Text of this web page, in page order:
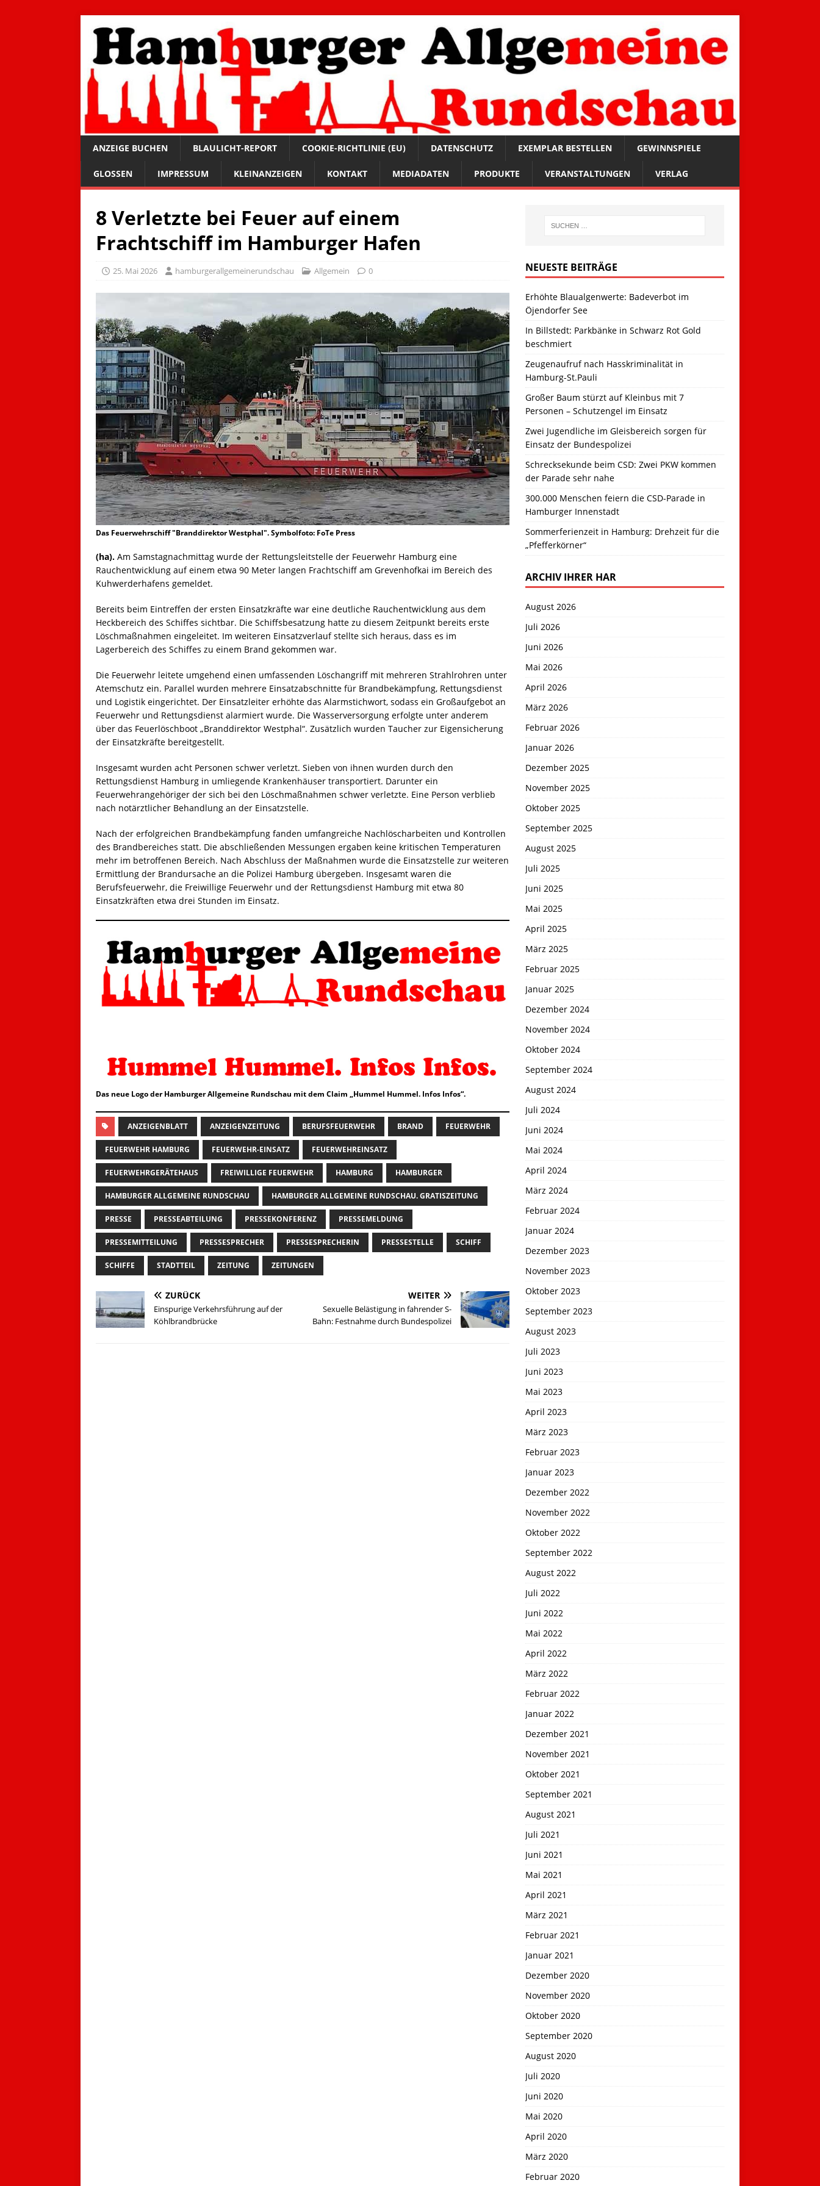
ANZEIGE BUCHEN BLAULICHT-REPORT COOKIE-RICHTLINIE (EU) DATENSCHUTZ EXEMPLAR BESTELLEN GEWINNSPIELE
GLOSSEN IMPRESSUM KLEINANZEIGEN KONTAKT MEDIADATEN PRODUKTE VERANSTALTUNGEN VERLAG
8 Verletzte bei Feuer auf einem
Frachtschiff im Hamburger Hafen
25. Mai 2026 hamburgerallgemeinerundschau Allgemein 0
Das Feuerwehrschiff "Branddirektor Westphal". Symbolfoto: FoTe Press
(ha). Am Samstagnachmittag wurde der Rettungsleitstelle der Feuerwehr Hamburg eine
Rauchentwicklung auf einem etwa 90 Meter langen Frachtschiff am Grevenhofkai im Bereich des
Kuhwerderhafens gemeldet.
Bereits beim Eintreffen der ersten Einsatzkräfte war eine deutliche Rauchentwicklung aus dem
Heckbereich des Schiffes sichtbar. Die Schiffsbesatzung hatte zu diesem Zeitpunkt bereits erste
Löschmaßnahmen eingeleitet. Im weiteren Einsatzverlauf stellte sich heraus, dass es im
Lagerbereich des Schiffes zu einem Brand gekommen war.
Die Feuerwehr leitete umgehend einen umfassenden Löschangriff mit mehreren Strahlrohren unter
Atemschutz ein. Parallel wurden mehrere Einsatzabschnitte für Brandbekämpfung, Rettungsdienst
und Logistik eingerichtet. Der Einsatzleiter erhöhte das Alarmstichwort, sodass ein Großaufgebot an
Feuerwehr und Rettungsdienst alarmiert wurde. Die Wasserversorgung erfolgte unter anderem
über das Feuerlöschboot „Branddirektor Westphal“. Zusätzlich wurden Taucher zur Eigensicherung
der Einsatzkräfte bereitgestellt.
Insgesamt wurden acht Personen schwer verletzt. Sieben von ihnen wurden durch den
Rettungsdienst Hamburg in umliegende Krankenhäuser transportiert. Darunter ein
Feuerwehrangehöriger der sich bei den Löschmaßnahmen schwer verletzte. Eine Person verblieb
nach notärztlicher Behandlung an der Einsatzstelle.
Nach der erfolgreichen Brandbekämpfung fanden umfangreiche Nachlöscharbeiten und Kontrollen
des Brandbereiches statt. Die abschließenden Messungen ergaben keine kritischen Temperaturen
mehr im betroffenen Bereich. Nach Abschluss der Maßnahmen wurde die Einsatzstelle zur weiteren
Ermittlung der Brandursache an die Polizei Hamburg übergeben. Insgesamt waren die
Berufsfeuerwehr, die Freiwillige Feuerwehr und der Rettungsdienst Hamburg mit etwa 80
Einsatzkräften etwa drei Stunden im Einsatz.
Das neue Logo der Hamburger Allgemeine Rundschau mit dem Claim „Hummel Hummel. Infos Infos“.
ANZEIGENBLATT ANZEIGENZEITUNG BERUFSFEUERWEHR BRAND FEUERWEHR
FEUERWEHR HAMBURG FEUERWEHR-EINSATZ FEUERWEHREINSATZ
FEUERWEHRGERÄTEHAUS FREIWILLIGE FEUERWEHR HAMBURG HAMBURGER
HAMBURGER ALLGEMEINE RUNDSCHAU HAMBURGER ALLGEMEINE RUNDSCHAU. GRATISZEITUNG
PRESSE PRESSEABTEILUNG PRESSEKONFERENZ PRESSEMELDUNG
PRESSEMITTEILUNG PRESSESPRECHER PRESSESPRECHERIN PRESSESTELLE SCHIFF
SCHIFFE STADTTEIL ZEITUNG ZEITUNGEN
ZURÜCK
Einspurige Verkehrsführung auf der
Köhlbrandbrücke
WEITER
Sexuelle Belästigung in fahrender S-
Bahn: Festnahme durch Bundespolizei
NEUESTE BEITRÄGE
Erhöhte Blaualgenwerte: Badeverbot im
Öjendorfer See
In Billstedt: Parkbänke in Schwarz Rot Gold
beschmiert
Zeugenaufruf nach Hasskriminalität in
Hamburg-St.Pauli
Großer Baum stürzt auf Kleinbus mit 7
Personen – Schutzengel im Einsatz
Zwei Jugendliche im Gleisbereich sorgen für
Einsatz der Bundespolizei
Schrecksekunde beim CSD: Zwei PKW kommen
der Parade sehr nahe
300.000 Menschen feiern die CSD-Parade in
Hamburger Innenstadt
Sommerferienzeit in Hamburg: Drehzeit für die
„Pfefferkörner“
ARCHIV IHRER HAR
August 2026
Juli 2026
Juni 2026
Mai 2026
April 2026
März 2026
Februar 2026
Januar 2026
Dezember 2025
November 2025
Oktober 2025
September 2025
August 2025
Juli 2025
Juni 2025
Mai 2025
April 2025
März 2025
Februar 2025
Januar 2025
Dezember 2024
November 2024
Oktober 2024
September 2024
August 2024
Juli 2024
Juni 2024
Mai 2024
April 2024
März 2024
Februar 2024
Januar 2024
Dezember 2023
November 2023
Oktober 2023
September 2023
August 2023
Juli 2023
Juni 2023
Mai 2023
April 2023
März 2023
Februar 2023
Januar 2023
Dezember 2022
November 2022
Oktober 2022
September 2022
August 2022
Juli 2022
Juni 2022
Mai 2022
April 2022
März 2022
Februar 2022
Januar 2022
Dezember 2021
November 2021
Oktober 2021
September 2021
August 2021
Juli 2021
Juni 2021
Mai 2021
April 2021
März 2021
Februar 2021
Januar 2021
Dezember 2020
November 2020
Oktober 2020
September 2020
August 2020
Juli 2020
Juni 2020
Mai 2020
April 2020
März 2020
Februar 2020